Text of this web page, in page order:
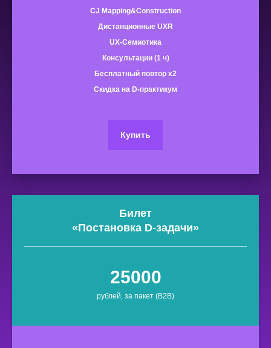
CJ Mapping&Construction
Дистанционные UXR
UX-Семиотика
Консультации (1 ч)
Бесплатный повтор x2
Скидка на D-практикум
Купить
Билет
«Постановка D-задачи»
25000
рублей, за пакет (B2B)